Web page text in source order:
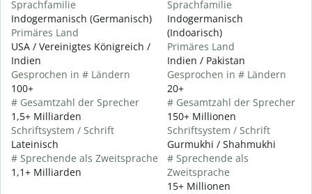
Sprachfamilie
Indogermanisch (Germanisch)
Primäres Land
USA / Vereinigtes Königreich /
Indien
Gesprochen in # Ländern
100+
# Gesamtzahl der Sprecher
1,5+ Milliarden
Schriftsystem / Schrift
Lateinisch
# Sprechende als Zweitsprache
1,1+ Milliarden
Sprachfamilie
Indogermanisch
(Indoarisch)
Primäres Land
Indien / Pakistan
Gesprochen in # Ländern
20+
# Gesamtzahl der Sprecher
150+ Millionen
Schriftsystem / Schrift
Gurmukhi / Shahmukhi
# Sprechende als
Zweitsprache
15+ Millionen